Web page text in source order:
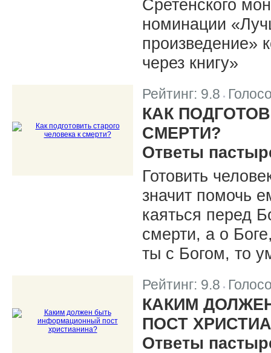
Сретенского
номинации
произведение»
через книгу»
Рейтинг: 9.8 |
КАК
СМЕРТИ?
Ответы
Готовить
значит помочь
каяться перед
смерти, а о
ты с Богом, то
Рейтинг: 9.8 |
КАКИМ
ПОСТ
Ответы